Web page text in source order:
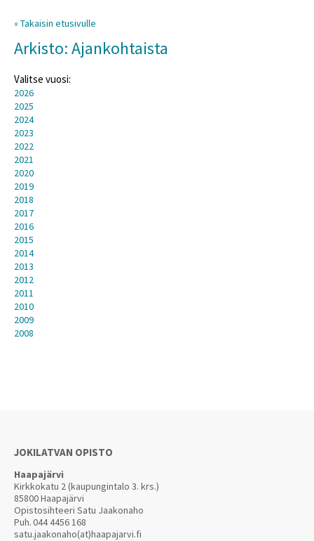
« Takaisin etusivulle
Arkisto: Ajankohtaista
Valitse vuosi:
2026
2025
2024
2023
2022
2021
2020
2019
2018
2017
2016
2015
2014
2013
2012
2011
2010
2009
2008
JOKILATVAN OPISTO
Haapajärvi
Kirkkokatu 2 (kaupungintalo 3. krs.)
85800 Haapajärvi
Opistosihteeri Satu Jaakonaho
Puh.044 4456 168
satu.jaakonaho(at)haapajarvi.fi